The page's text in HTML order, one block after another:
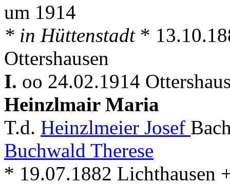
um 1914
* in Hüttenstadt *
Ottershausen
I. oo 24.02.1914
Heinzlmair Maria
T.d. Heinzlmeier Josef
Buchwald Therese
* 19.07.1882 Lichthausen